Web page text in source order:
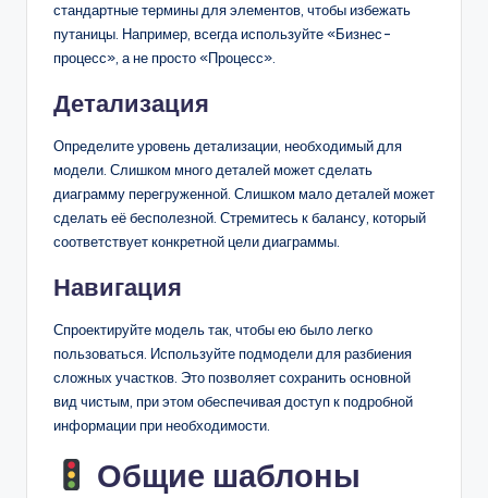
стандартные термины для элементов, чтобы избежать
путаницы. Например, всегда используйте «Бизнес-
процесс», а не просто «Процесс».
Детализация
Определите уровень детализации, необходимый для
модели. Слишком много деталей может сделать
диаграмму перегруженной. Слишком мало деталей может
сделать её бесполезной. Стремитесь к балансу, который
соответствует конкретной цели диаграммы.
Навигация
Спроектируйте модель так, чтобы ею было легко
пользоваться. Используйте подмодели для разбиения
сложных участков. Это позволяет сохранить основной
вид чистым, при этом обеспечивая доступ к подробной
информации при необходимости.
Общие шаблоны